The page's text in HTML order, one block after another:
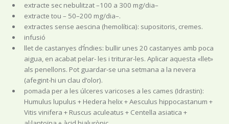
extracte sec nebulitzat –100 a 300 mg/dia–
extracte tou – 50–200 mg/dia–.
extractes sense aescina (hemolítica): supositoris, cremes.
infusió
llet de castanyes d’Índies: bullir unes 20 castanyes amb poca
aigua, en acabat pelar- les i triturar-les. Aplicar aquesta «llet»
als penellons. Pot guardar-se una setmana a la nevera
(afegint-hi un clau d’olor).
pomada per a les úlceres varicoses a les cames (Idrastin):
Humulus lupulus + Hedera helix + Aesculus hippocastanum +
Vitis vinifera + Ruscus aculeatus + Centella asiatica +